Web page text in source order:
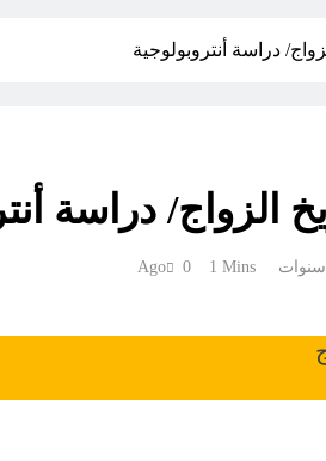
دراسة أنتروبولوجية
الزواج/ دراسة
0 1 Mins